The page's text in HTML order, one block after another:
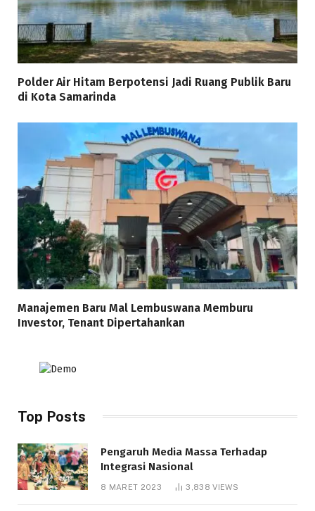
Polder Air Hitam Berpotensi Jadi Ruang Publik Baru
di Kota Samarinda
Manajemen Baru Mal Lembuswana Memburu
Investor, Tenant Dipertahankan
Top Posts
Pengaruh Media Massa Terhadap
Integrasi Nasional
8 MARET 2023 3,838VIEWS